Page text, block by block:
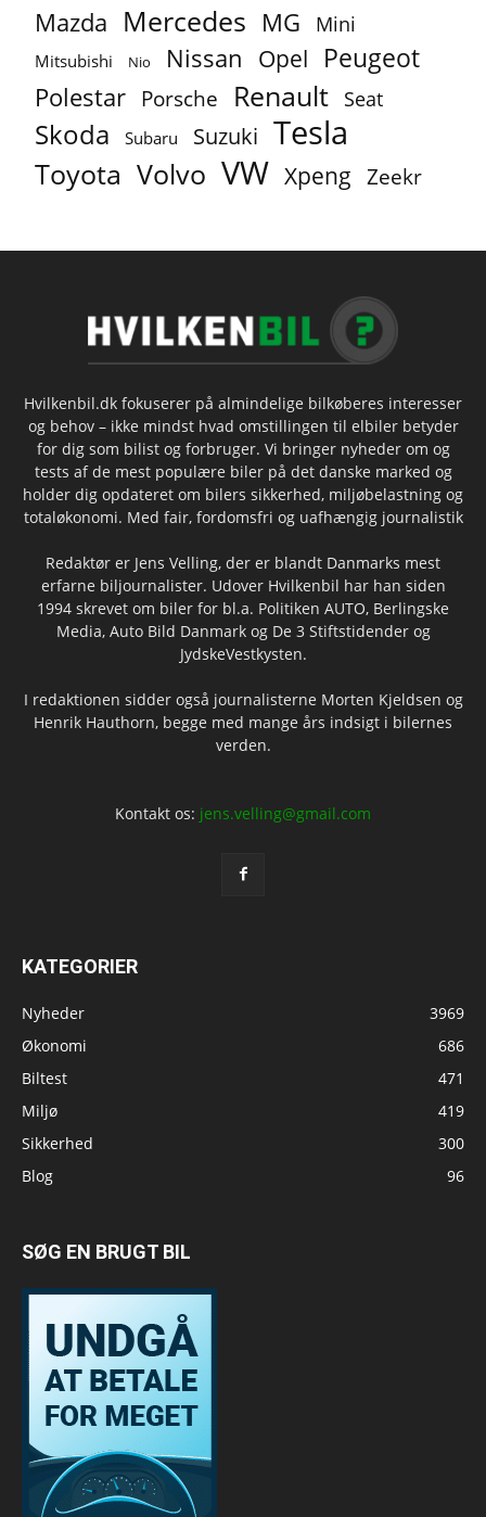
Mazda Mercedes MG Mini
Mitsubishi Nio Nissan Opel Peugeot
Polestar Porsche Renault Seat
Skoda Subaru Suzuki Tesla
Toyota Volvo VW Xpeng Zeekr
Hvilkenbil.dk fokuserer på almindelige bilkøberes interesser
og behov – ikke mindst hvad omstillingen til elbiler betyder
for dig som bilist og forbruger. Vi bringer nyheder om og
tests af de mest populære biler på det danske marked og
holder dig opdateret om bilers sikkerhed, miljøbelastning og
totaløkonomi. Med fair, fordomsfri og uafhængig journalistik
Redaktør er Jens Velling, der er blandt Danmarks mest
erfarne biljournalister. Udover Hvilkenbil har han siden
1994 skrevet om biler for bl.a. Politiken AUTO, Berlingske
Media, Auto Bild Danmark og De 3 Stiftstidender og
JydskeVestkysten.
I redaktionen sidder også journalisterne Morten Kjeldsen og
Henrik Hauthorn, begge med mange års indsigt i bilernes
verden.
Kontakt os: jens.velling@gmail.com
KATEGORIER
Nyheder
3969
Økonomi
686
Biltest
471
Miljø
419
Sikkerhed
300
Blog
96
SØG EN BRUGT BIL